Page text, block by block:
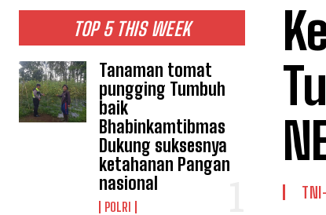
TOP 5 THIS WEEK
Tanaman tomat
pungging Tumbuh
baik
Bhabinkamtibmas
Dukung suksesnya
ketahanan Pangan
nasional
POLRI